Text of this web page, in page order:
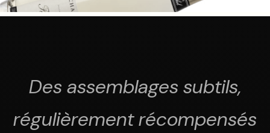
Des assemblages subtils,
régulièrement récompensés